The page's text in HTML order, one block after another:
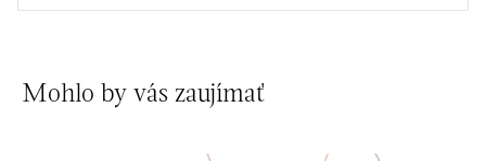
ALO diamonds Westfield Černý most, Praha 9
Chlumecká 765/6, 198 19 Praha 9
dnes otvorené do 21:00
Mohlo by vás zaujímať